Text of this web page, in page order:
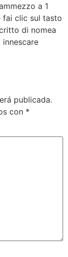
a 1
fai clic sul tasto
di nomea
publicada.
con *